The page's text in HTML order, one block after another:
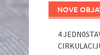
NOVE
4